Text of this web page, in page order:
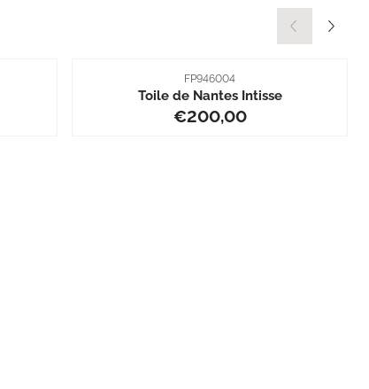
Artikelnummer
FP946004
Toile de Nantes Intisse
Prijs: 200,00
€200,00